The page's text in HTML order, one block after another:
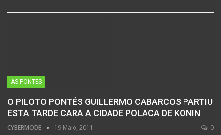
AS PONTES
O PILOTO PONTÉS GUILLERMO CABARCOS PARTIU
ESTA TARDE CARA A CIDADE POLACA DE KONIN
CYBERMODE 19 Maio, 2011 0